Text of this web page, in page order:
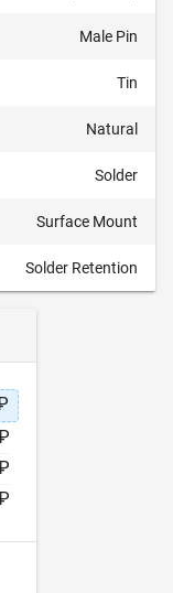
Male Pin
Tin
Natural
Solder
Surface Mount
Solder Retention